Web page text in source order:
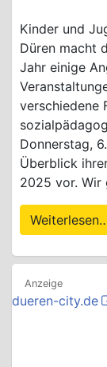
Kinder und
Düren macht
Jahr einige
verschiedene
Donnerstag,
Überblick
2025 vor. Wir
dueren-city.de